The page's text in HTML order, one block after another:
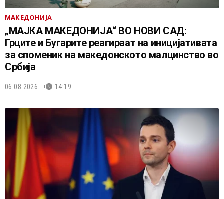
МАКЕДОНИЈА
„МАЈКА МАКЕДОНИЈА“ ВО НОВИ САД:
Грците и Бугарите реагираат на иницијативата
за споменик на македонското малцинство во
Србија
06.08.2026. 14:19